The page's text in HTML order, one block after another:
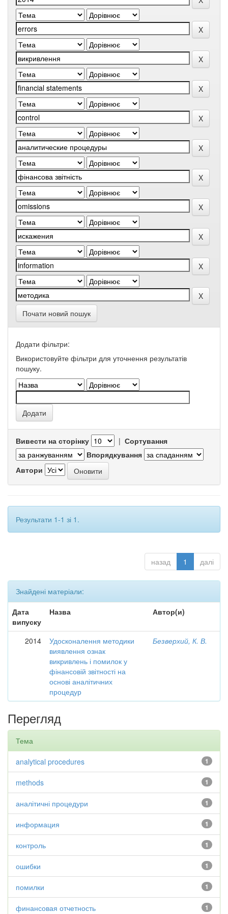
Почати новий пошук
Додати фільтри:
Використовуйте фільтри для уточнення результатів
пошуку.
Вивести на сторінку | Сортування
Впорядкування
Автори
Результати 1-1 зі 1.
назад 1 далі
Знайдені матеріали:
Дата
випуску
Назва Автор(и)
2014
Удосконалення методики
виявлення ознак
викривлень і помилок у
фінансовій звітності на
основі аналітичних
процедур
Безверхий, К. В.
Перегляд
Тема
1
analytical procedures
1
methods
1
аналітичні процедури
1
информация
1
контроль
1
ошибки
1
помилки
1
финансовая отчетность